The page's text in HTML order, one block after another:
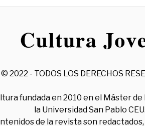
© 2022 - TODOS LOS DERECHOS
fundada en 2010 en el Máster
la Universidad San Pablo CEU.
de la revista son